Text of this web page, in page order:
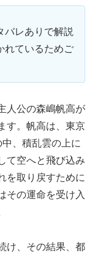
バレありで解説
れているためご
人公の森嶋帆高が
す。帆高は、東京
、積乱雲の上に
て空へと飛び込み
を取り戻すために
その運命を受け入
け、その結果、都